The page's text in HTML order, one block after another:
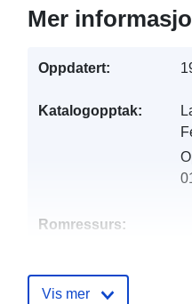
Mer
Oppdatert:
Katalogopptak:
Romressurs:
Vis mer